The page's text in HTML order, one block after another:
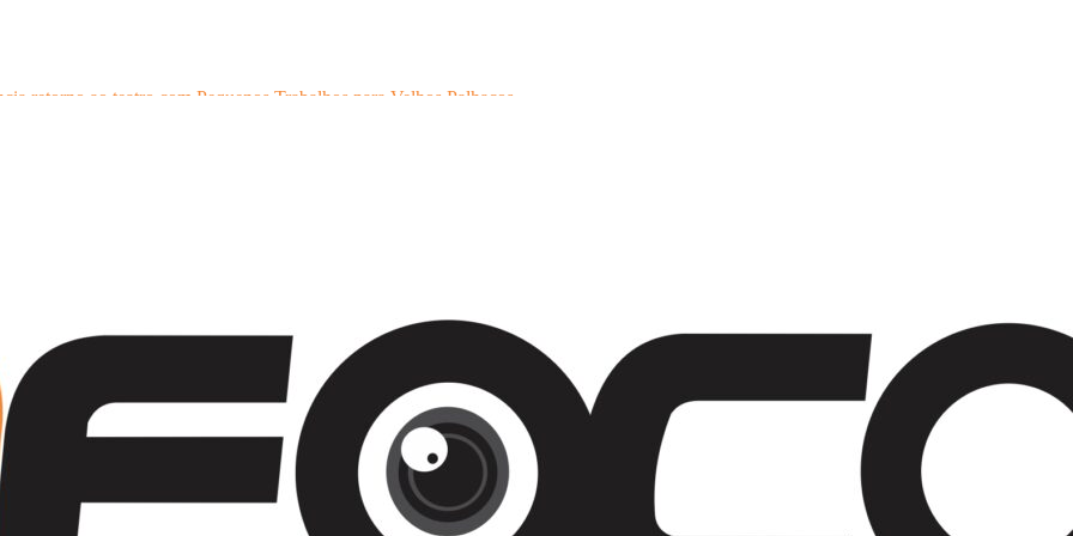
e reforçam a cidade como destino de cultura e tradição
do artista Vik Muniz